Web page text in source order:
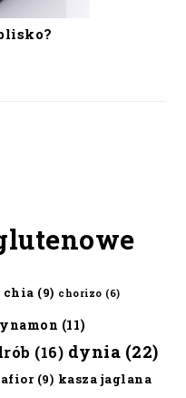
chia (9) chorizo (6)
(11)
(16) dynia (22)
(9) kasza jaglana